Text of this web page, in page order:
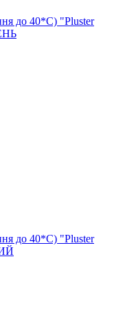
до 40*С) "Pluster
до 40*С) "Pluster